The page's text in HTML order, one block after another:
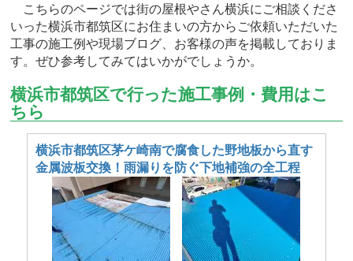
こちらのページでは街の屋根やさん横浜にご相談くださ
いった横浜市都筑区にお住まいの方からご依頼いただいた
工事の施工例や現場ブログ、お客様の声を掲載しておりま
す。ぜひ参考してみてはいかがでしょうか。
横浜市都筑区で行った施工事例・費用はこ
ちら
横浜市都筑区茅ケ崎南で腐食した野地板から直す
金属波板交換！雨漏りを防ぐ下地補強の全工程